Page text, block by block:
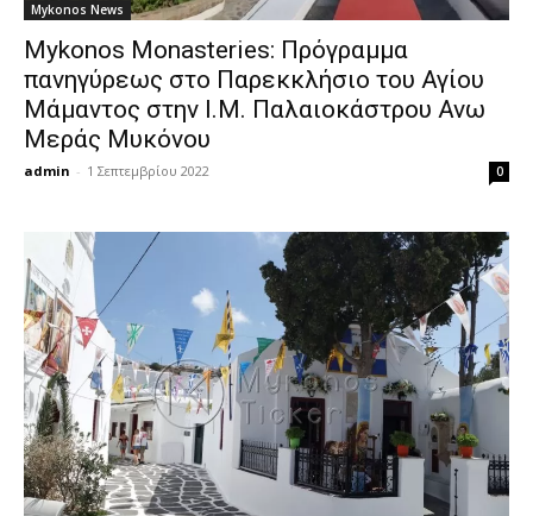
Mykonos News
Mykonos Monasteries: Πρόγραμμα
πανηγύρεως στο Παρεκκλήσιο του Αγίου
Μάμαντος στην Ι.Μ. Παλαιοκάστρου Ανω
Μεράς Μυκόνου
admin - 1 Σεπτεμβρίου 2022 0